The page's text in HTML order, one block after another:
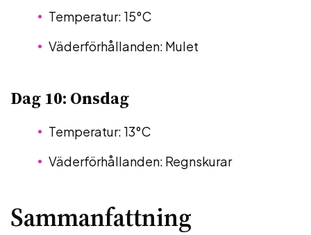
Temperatur: 15°C
Väderförhållanden: Mulet
Dag 10: Onsdag
Temperatur: 13°C
Väderförhållanden: Regnskurar
Sammanfattning